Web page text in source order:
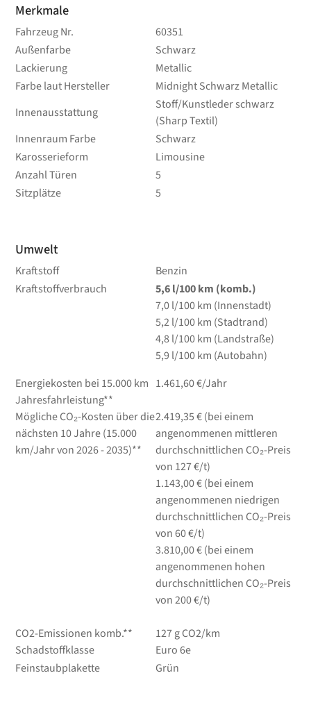
Merkmale
Fahrzeug Nr.
60351
Außenfarbe
Schwarz
Lackierung
Metallic
Farbe laut Hersteller
Midnight Schwarz Metallic
Innenausstattung
Stoff/Kunstleder schwarz
(Sharp Textil)
Innenraum Farbe
Schwarz
Karosserieform
Limousine
Anzahl Türen
5
Sitzplätze
5
Umwelt
Kraftstoff
Benzin
Kraftstoffverbrauch
5,6l/100 km (komb.)
7,0l/100 km (Innenstadt)
5,2l/100 km (Stadtrand)
4,8l/100 km (Landstraße)
5,9l/100 km (Autobahn)
Energiekosten bei 15.000 km
Jahresfahrleistung**
1.461,60 €/Jahr
Mögliche CO₂-Kosten über die
nächsten 10 Jahre (15.000
km/Jahr von 2026 - 2035)**
2.419,35 € (bei einem
angenommenen mittleren
durchschnittlichen CO₂-Preis
von 127 €/t)
1.143,00 € (bei einem
angenommenen niedrigen
durchschnittlichen CO₂-Preis
von 60 €/t)
3.810,00 € (bei einem
angenommenen hohen
durchschnittlichen CO₂-Preis
von 200 €/t)
CO2-Emissionen komb.**
127 g CO2/km
Schadstoffklasse
Euro 6e
Feinstaubplakette
Grün